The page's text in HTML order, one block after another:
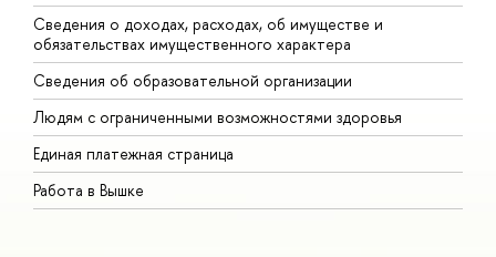
Сведения о доходах, расходах, об имуществе и
обязательствах имущественного характера
Сведения об образовательной организации
Людям с ограниченными возможностями здоровья
Единая платежная страница
Работа в Вышке